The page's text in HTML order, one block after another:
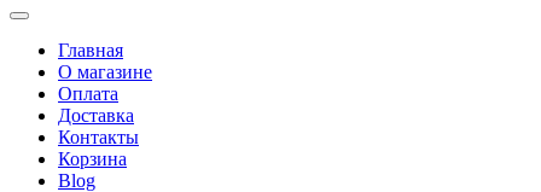
Главная
О магазине
Оплата
Доставка
Контакты
Корзина
Blog